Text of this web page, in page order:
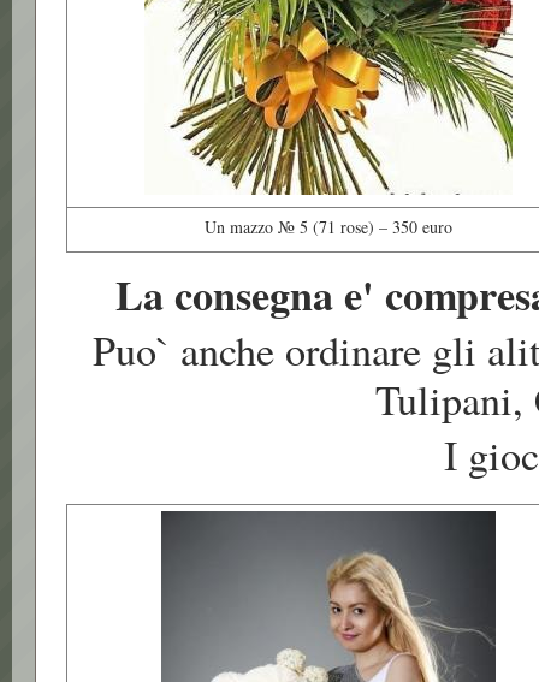
Un mazzo № 5 (71 rose) – 350 euro
La consegna e'
Puo` anche ordinare gli
Tulipani,
I